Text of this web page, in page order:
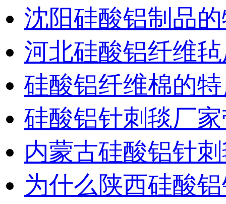
沈阳硅酸铝制品
河北硅酸铝纤维
硅酸铝纤维棉的
硅酸铝针刺毯厂
内蒙古硅酸铝针
为什么陕西硅酸